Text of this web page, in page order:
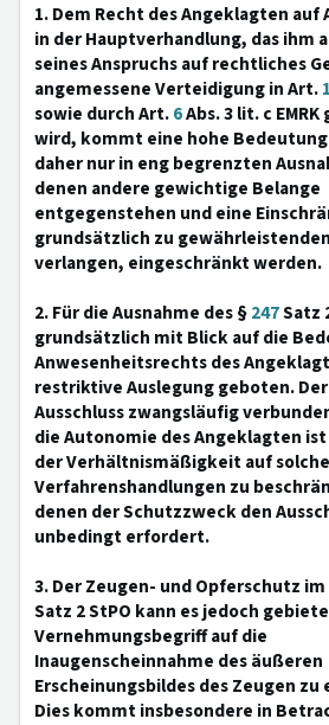
1. Dem Recht des Angeklagten auf
in der Hauptverhandlung, das ihm
seines Anspruchs auf rechtliches
angemessene Verteidigung in Art.
sowie durch Art.6Abs. 3 lit. c
wird, kommt eine hohe Bedeutung
daher nur in eng begrenzten
denen andere gewichtige Belange
entgegenstehen und eine
grundsätzlich zu
verlangen, eingeschränkt werden.
2. Für die Ausnahme des §247Satz
grundsätzlich mit Blick auf die
Anwesenheitsrechts des
restriktive Auslegung geboten.
Ausschluss zwangsläufig
die Autonomie des Angeklagten ist
der Verhältnismäßigkeit auf solche
Verfahrenshandlungen zu
denen der Schutzzweck den
unbedingt erfordert.
3. Der Zeugen- und Opferschutz im
Satz 2 StPO kann es jedoch
Vernehmungsbegriff auf die
Inaugenscheinnahme des äußeren
Erscheinungsbildes des Zeugen
Dies kommt insbesondere in